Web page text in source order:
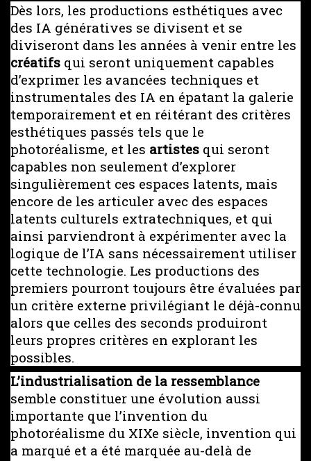
Dès lors, les productions esthétiques avec
des IA génératives se divisent et se
diviseront dans les années à venir entre les
créatifs qui seront uniquement capables
d’exprimer les avancées techniques et
instrumentales des IA en épatant la galerie
temporairement et en réitérant des critères
esthétiques passés tels que le
photoréalisme, et les artistes qui seront
capables non seulement d’explorer
singulièrement ces espaces latents, mais
encore de les articuler avec des espaces
latents culturels extratechniques, et qui
ainsi parviendront à expérimenter avec la
logique de l’IA sans nécessairement utiliser
cette technologie. Les productions des
premiers pourront toujours être évaluées par
un critère externe privilégiant le déjà-connu
alors que celles des seconds produiront
leurs propres critères en explorant les
possibles.
L’industrialisation de la ressemblance
semble constituer une évolution aussi
importante que l’invention du
photoréalisme du XIXe siècle, invention qui
a marqué et a été marquée au-delà de